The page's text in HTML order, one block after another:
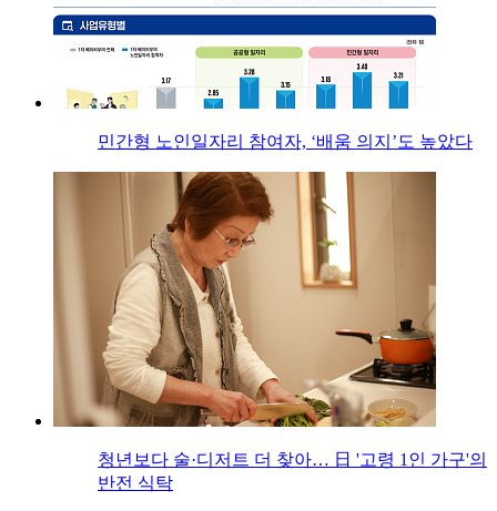
민간형 노인일자리 참여자, ‘배움 의지’도 높았다
청년보다 술·디저트 더 찾아… 日 '고령 1인 가구'의
반전 식탁